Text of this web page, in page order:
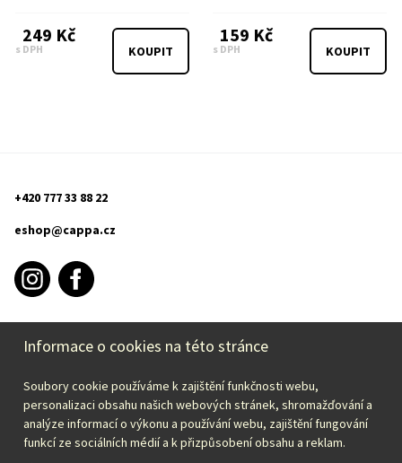
249 Kč
s DPH KOUPIT
159 Kč
s DPH KOUPIT
+420 777 33 88 22
eshop@cappa.cz
INFORMACE O NÁKUPU
CAPPA
Informace o cookies na této stránce
Soubory cookie používáme k zajištění funkčnosti webu,
personalizaci obsahu našich webových stránek, shromažďování a
analýze informací o výkonu a používání webu, zajištění fungování
funkcí ze sociálních médií a k přizpůsobení obsahu a reklam.